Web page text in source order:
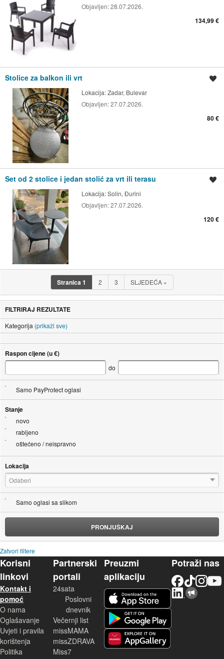
Objavljen:28.07.2026.
134,99 €
Stolice za balkon ili vrt
Lokacija:Zadar, Bulevar
Objavljen:27.07.2026.
80 €
Set od 2 stolice i jedan stolić za vrt ili terasu
Lokacija:Solin, Đurini
Objavljen:27.07.2026.
120 €
Stranica1 2 3 SLJEDEĆA »
FILTRIRAJ REZULTATE
Kategorija (prikaži sve)
Raspon cijene (u €)
do
Samo PayProtect oglasi
Stanje
novo
rabljeno
oštećeno / neispravno
Lokacija
Odaberi
Samo oglasi sa slikom
PRONJUŠKAJ
Zatvori filtere
Korisni
linkovi
Kontakt i
pomoć
O nama
Oglašavanje
Uvjeti i pravila
korištenja
Politika
Partnerski
portali
24sata
Poslovni
dnevnik
Večernji list
missMAMA
missZDRAVA
Miss7
Preuzmi
aplikaciju
Potraži nas